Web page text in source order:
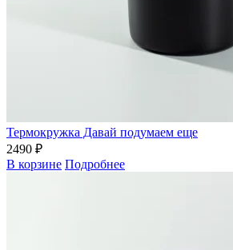
Термокружка Давай подумаем еще
2490 ₽
В корзине Подробнее